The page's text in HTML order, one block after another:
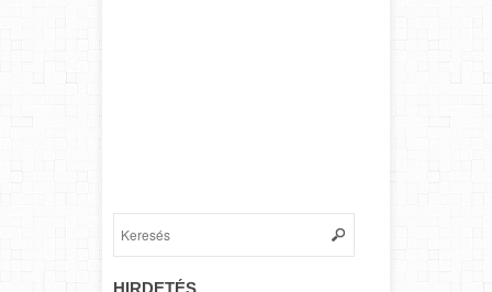
HIRDETÉS